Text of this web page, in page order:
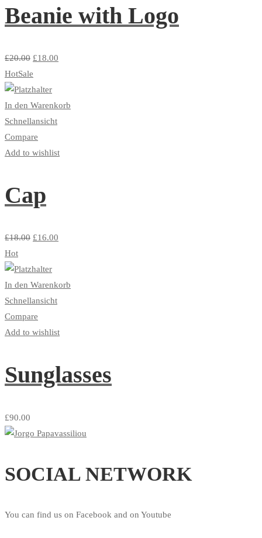
Beanie with Logo
£20.00 £18.00
HotSale
In den Warenkorb
Schnellansicht
Compare
Add to wishlist
Cap
£18.00 £16.00
Hot
In den Warenkorb
Schnellansicht
Compare
Add to wishlist
Sunglasses
£90.00
SOCIAL NETWORK
You can find us on Facebook and on Youtube